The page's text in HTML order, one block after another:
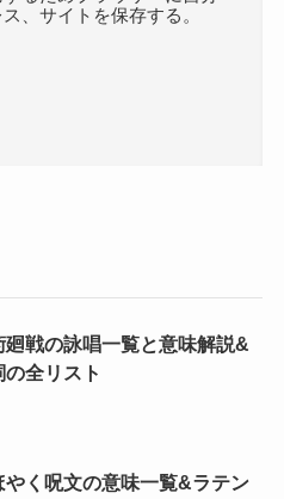
、サイトを保存する。
廻戦の詠唱一覧と意味解説&
の全リスト
やく呪文の意味一覧&ラテン